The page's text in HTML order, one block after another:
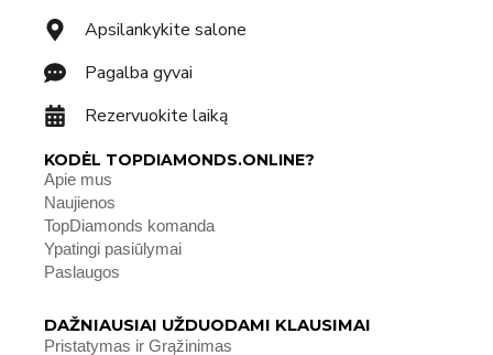
Apsilankykite salone
Pagalba gyvai
Rezervuokite laiką
KODĖL TOPDIAMONDS.ONLINE?
Apie mus
Naujienos
TopDiamonds komanda
Ypatingi pasiūlymai
Paslaugos
DAŽNIAUSIAI UŽDUODAMI KLAUSIMAI
Pristatymas ir Grąžinimas